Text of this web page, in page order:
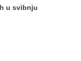
u svibnju